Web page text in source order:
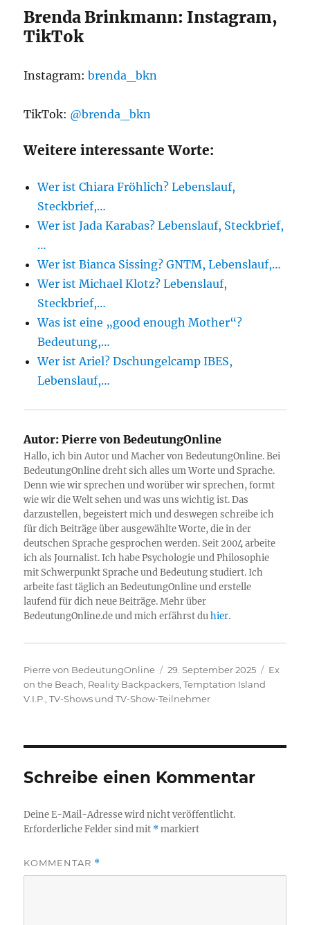
Brenda Brinkmann: Instagram,
TikTok
Instagram:brenda_bkn
TikTok: @brenda_bkn
Weitere interessante Worte:
Wer ist Chiara Fröhlich? Lebenslauf,
Steckbrief,…
Wer ist Jada Karabas? Lebenslauf, Steckbrief,
…
Wer ist Bianca Sissing? GNTM, Lebenslauf,…
Wer ist Michael Klotz? Lebenslauf,
Steckbrief,…
Was ist eine „good enough Mother“?
Bedeutung,…
Wer ist Ariel? Dschungelcamp IBES,
Lebenslauf,…
Autor: Pierre von BedeutungOnline
Hallo, ich bin Autor und Macher von BedeutungOnline. Bei
BedeutungOnline dreht sich alles um Worte und Sprache.
Denn wie wir sprechen und worüber wir sprechen, formt
wie wir die Welt sehen und was uns wichtig ist. Das
darzustellen, begeistert mich und deswegen schreibe ich
für dich Beiträge über ausgewählte Worte, die in der
deutschen Sprache gesprochen werden. Seit 2004 arbeite
ich als Journalist. Ich habe Psychologie und Philosophie
mit Schwerpunkt Sprache und Bedeutung studiert. Ich
arbeite fast täglich an BedeutungOnline und erstelle
laufend für dich neue Beiträge. Mehr über
BedeutungOnline.de und mich erfährst duhier.
Autor
Pierre von BedeutungOnline
Veröffentlicht
am
29. September 2025
Ex
on the Beach Reality Backpackers ,Temptation Island
V.I.P. ,TV-Shows und TV-Show-Teilnehmer
Schreibe einen Kommentar
Deine E-Mail-Adresse wird nicht veröffentlicht.
Erforderliche Felder sind mit *markiert
KOMMENTAR *